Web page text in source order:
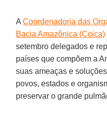
ACoordenadoria das
Bacia Amazônica (Coica)
setembro delegados e
países que compõem a
suas ameaças e
povos, estados e
preservar o grande